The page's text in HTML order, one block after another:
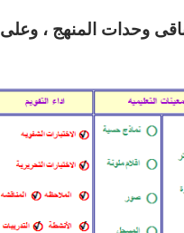
وحدات المنهج ، وعلى